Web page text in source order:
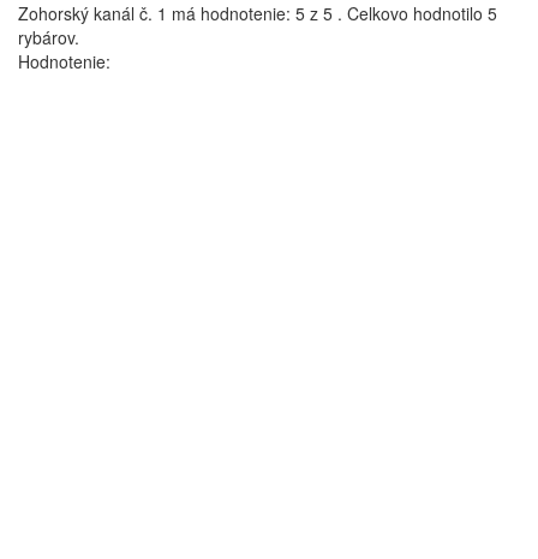
Zohorský kanál č. 1 má hodnotenie: 5 z 5 . Celkovo hodnotilo 5
rybárov.
Hodnotenie: